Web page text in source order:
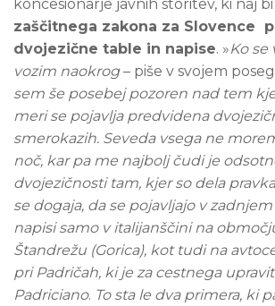
koncesionarje javnih storitev, ki naj bi
zaščitnega zakona za Slovence
dvojezične table in napise. »Ko se
vozim naokrog– piše v svojem
sem še posebej pozoren nad tem
meri se pojavlja predvidena
smerokazih. Seveda vsega ne
noč, kar pa me najbolj čudi je
dvojezičnosti tam, kjer so dela
se dogaja, da se pojavljajo v
napisi samo v italijanščini na
Štandrežu (Gorica), kot tudi na
pri Padričah, ki je za cestnega
Padriciano. To sta le dva primera, ki